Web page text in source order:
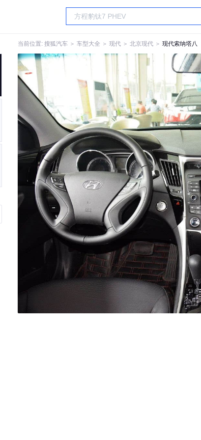
当前位置: 搜狐汽车 ＞ 车型大全 ＞ 现代 ＞ 北京现代 ＞ 现代索纳塔八